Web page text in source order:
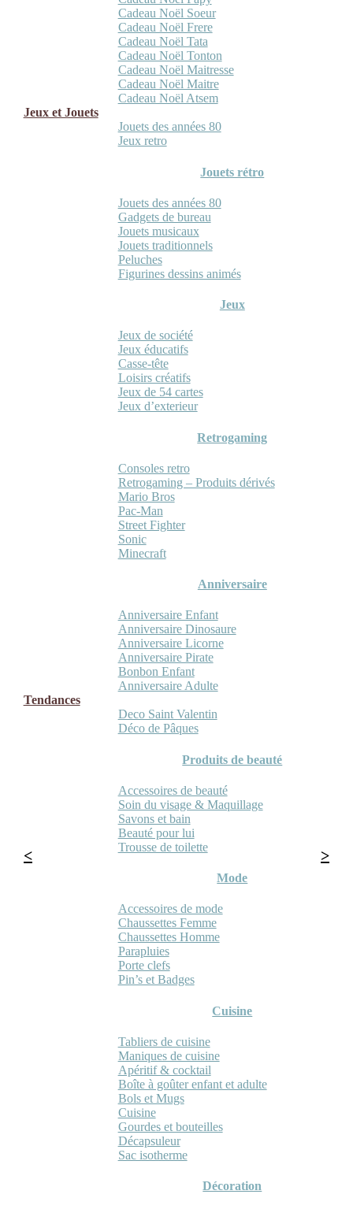
Cadeau Noël Soeur
Cadeau Noël Frere
Cadeau Noël Tata
Cadeau Noël Tonton
Cadeau Noël Maitresse
Cadeau Noël Maitre
Cadeau Noël Atsem
Jeux et Jouets
Jouets des années 80
Jeux retro
Jouets rétro
Jouets des années 80
Gadgets de bureau
Jouets musicaux
Jouets traditionnels
Peluches
Figurines dessins animés
Jeux
Jeux de société
Jeux éducatifs
Casse-tête
Loisirs créatifs
Jeux de 54 cartes
Jeux d’exterieur
Retrogaming
Consoles retro
Retrogaming – Produits dérivés
Mario Bros
Pac-Man
Street Fighter
Sonic
Minecraft
Anniversaire
Anniversaire Enfant
Anniversaire Dinosaure
Anniversaire Licorne
Anniversaire Pirate
Bonbon Enfant
Anniversaire Adulte
Tendances
Deco Saint Valentin
Déco de Pâques
Produits de beauté
Accessoires de beauté
Soin du visage & Maquillage
Savons et bain
Beauté pour lui
Trousse de toilette
Mode
Accessoires de mode
Chaussettes Femme
Chaussettes Homme
Parapluies
Porte clefs
Pin’s et Badges
Cuisine
Tabliers de cuisine
Maniques de cuisine
Apéritif & cocktail
Boîte à goûter enfant et adulte
Bols et Mugs
Cuisine
Gourdes et bouteilles
Décapsuleur
Sac isotherme
Décoration